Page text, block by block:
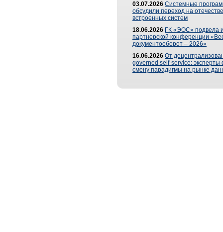
03.07.2026 Системные
обсудили переход на
встроенных систем
18.06.2026 ГК «ЭОС» подвела
партнерской конференции
документооборот – 2026»
16.06.2026 От
governed self-service: эксперты
смену парадигмы на рынке